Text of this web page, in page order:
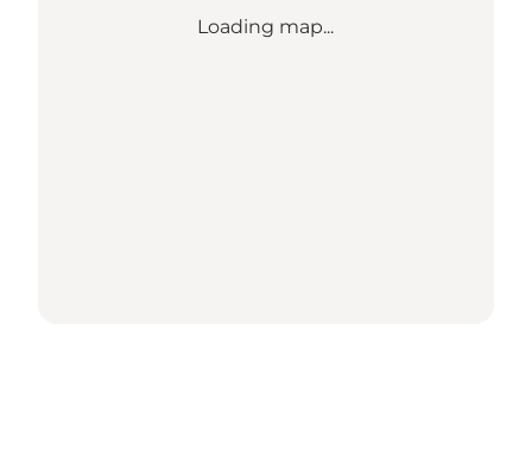
Loading map...